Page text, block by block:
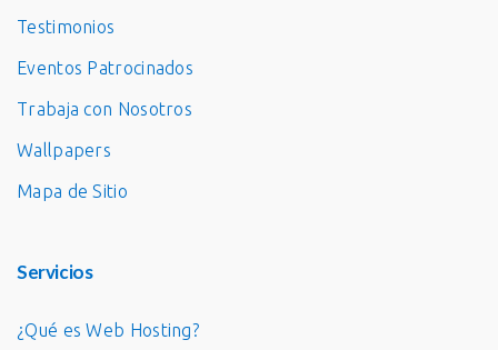
Testimonios
Eventos Patrocinados
Trabaja con Nosotros
Wallpapers
Mapa de Sitio
Servicios
¿Qué es Web Hosting?